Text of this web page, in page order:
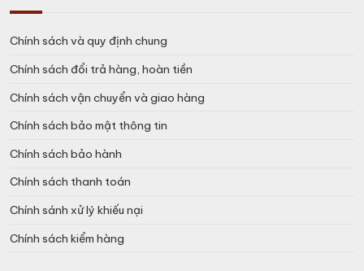
Chính sách và quy định chung
Chính sách đổi trả hàng, hoàn tiền
Chính sách vận chuyển và giao hàng
Chính sách bảo mật thông tin
Chính sách bảo hành
Chính sách thanh toán
Chính sánh xử lý khiếu nại
Chính sách kiểm hàng